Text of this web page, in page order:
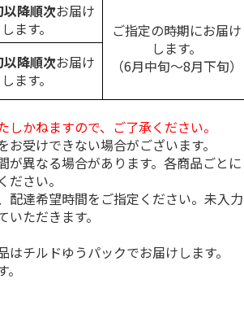
中元＞モメサ
円
・税込)
5.0
（1）
4,180円
(送料・税込)
4,730円
(送料・税込)
以降順次お届け
します。
ご指定の時期にお届け
します。
（6月中旬～8月下旬）
以降順次お届け
します。
かねますので、ご了承ください。
受けできない場合がございます。
異なる場合があります。各商品ごとに
さい。
達希望時間をご指定ください。未入力
ただきます。
チルドゆうパックでお届けします。